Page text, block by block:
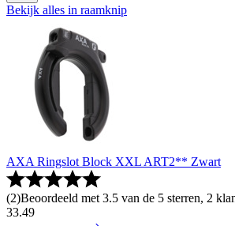
Bekijk alles in raamknip
AXA Ringslot Block XXL ART2** Zwart
(2)Beoordeeld met 3.5 van de 5 sterren, 2
33.49